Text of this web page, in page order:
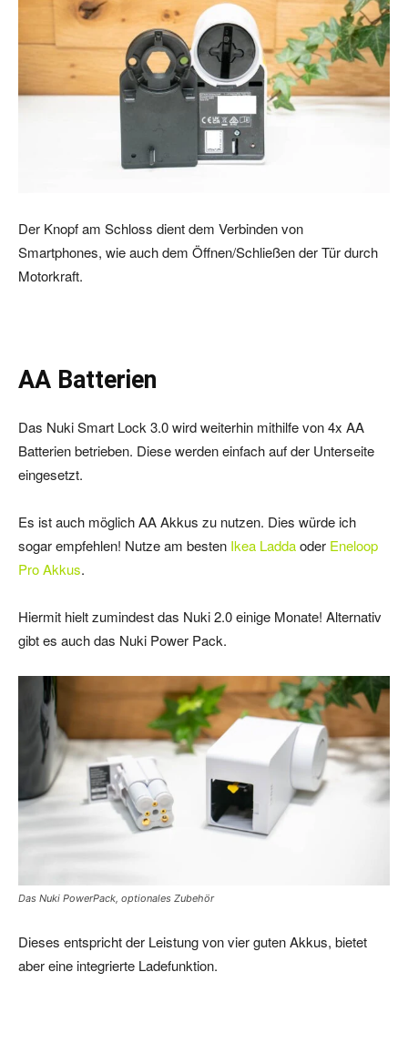
Der Knopf am Schloss dient dem Verbinden von
Smartphones, wie auch dem Öffnen/Schließen der Tür durch
Motorkraft.
AA Batterien
Das Nuki Smart Lock 3.0 wird weiterhin mithilfe von 4x AA
Batterien betrieben. Diese werden einfach auf der Unterseite
eingesetzt.
Es ist auch möglich AA Akkus zu nutzen. Dies würde ich
sogar empfehlen! Nutze am besten Ikea Laddaoder Eneloop
Pro Akkus.
Hiermit hielt zumindest das Nuki 2.0 einige Monate! Alternativ
gibt es auch das Nuki Power Pack.
Das Nuki PowerPack, optionales Zubehör
Dieses entspricht der Leistung von vier guten Akkus, bietet
aber eine integrierte Ladefunktion.